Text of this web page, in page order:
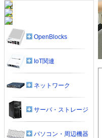
OpenBlocks
IoT関連
ネットワーク
サーバ・ストレージ
パソコン・周辺機器